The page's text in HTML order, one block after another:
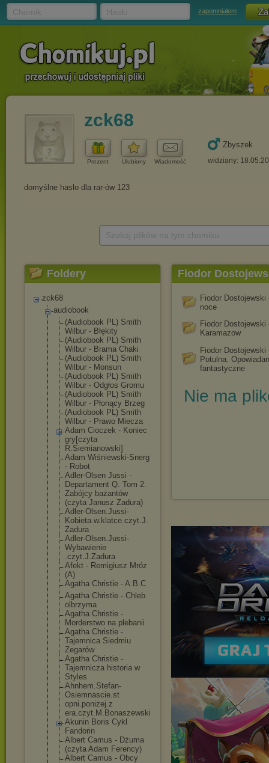
zapomniałem
zck68
Prezent Ulubiony Wiadomość
Zbyszek
widziany:
Foldery
zck68
audiobook
(Audiobook PL) Smith
Wilbur - Błękity
(Audiobook PL) Smith
Wilbur - Brama Chaki
(Audiobook PL) Smith
Wilbur - Monsun
(Audiobook PL) Smith
Wilbur - Odgłos Gromu
(Audiobook PL) Smith
Wilbur - Płonący Brzeg
(Audiobook PL) Smith
Wilbur - Prawo Miecza
Adam Cioczek - Koniec
gry[czyta
R.Siemianowski]
Adam Wiśniewski-Snerg
- Robot
Adler-Olsen Jussi -
Departament Q. Tom 2.
Zabójcy bażantów
(czyta Janusz Zadura)
Adler-Olsen.Jussi-
Kobieta.w. klatce.czyt.J.
Zadura
Adler-Olsen.Jussi-
Wybawienie
.czyt.J.Zadura
Afekt - Remigiusz Mróz
(A)
Agatha Christie - A.B.C
Agatha Christie - Chleb
olbrzyma
Agatha Christie -
Morderstwo na plebanii
Agatha Christie -
Tajemnica Siedmiu
Zegarów
Agatha Christie -
Tajemnicza historia w
Styles
Ahnhem.Stefan-
Osiemnascie.st
opni.ponizej.z
era.czyt.M.Bonaszewski
Akunin Boris Cykl
Fandorin
Albert Camus - Dżuma
(czyta Adam Ferency)
Albert Camus - Obcy
Fiodor
Fiodor Dostojewski
noce
Fiodor Dostojewski
Karamazow
Fiodor Dostojewski
Potulna.
fantastyczne
Nie ma